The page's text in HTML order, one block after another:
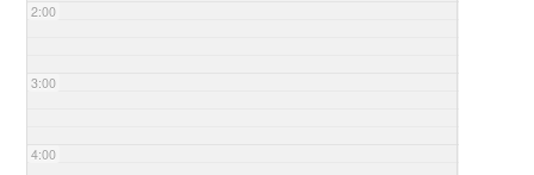
2:00
3:00
4:00